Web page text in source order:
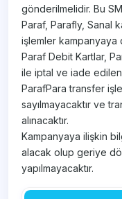
gönderilmelidir. Bu
Paraf, Parafly, Sanal
işlemler kampanyaya
Paraf Debit Kartlar,
ile iptal ve iade
ParafPara transfer
sayılmayacaktır ve
alınacaktır.
Kampanyaya ilişkin
alacak olup geriye
yapılmayacaktır.